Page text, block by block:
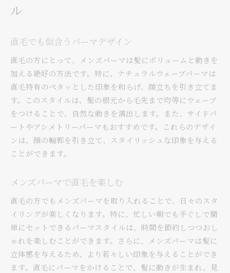
ル
直毛でも似合うパーマデザイン
直毛の方にとって、メンズパーマは髪にボリュームと動きを
加える絶好の方法です。特に、ナチュラルウェーブパーマは
直毛特有のペタッとした印象を和らげ、顔立ちを引き立てま
す。このスタイルは、髪の根元から毛先まで均等にウェーブ
をつけることで、自然な動きを演出します。また、サイドパ
ートやアシメトリーパーマもおすすめです。これらのデザイ
ンは、顔の輪郭を引き立て、スタイリッシュな印象を与える
ことができます。
メンズパーマで直毛を楽しむ
直毛の方でもメンズパーマを取り入れることで、日々のスタ
イリングが楽しくなります。特に、忙しい朝でも手ぐしで簡
単にセットできるパーマスタイルは、時間を節約しつつおし
ゃれを楽しむことができます。さらに、メンズパーマは髪に
立体感を与えるため、より若々しい印象を与えることができ
ます。直毛にパーマをかけることで、髪に動きが生まれ、見